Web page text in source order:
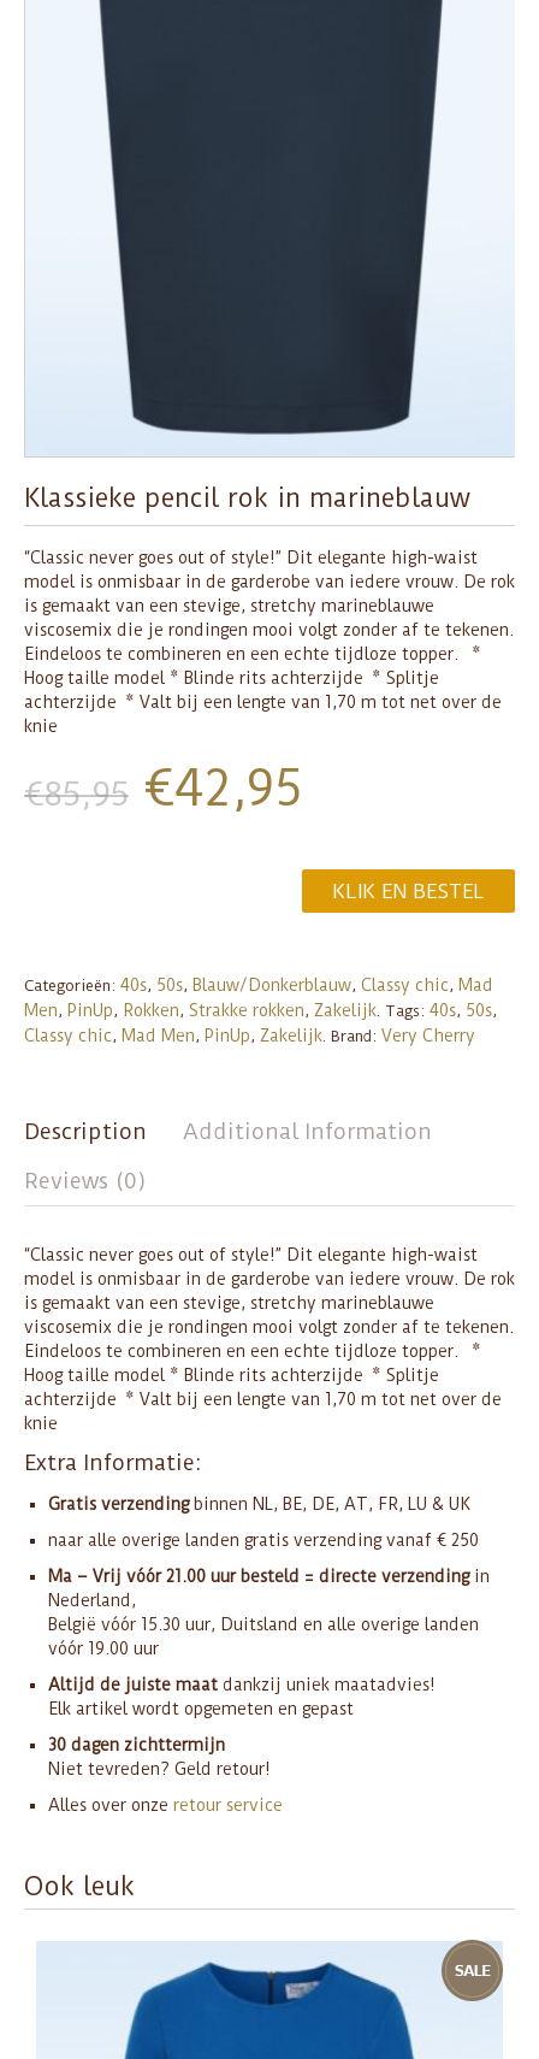
Klassieke pencil rok in marineblauw
“Classic never goes out of style!” Dit elegante high-waist
model is onmisbaar in de garderobe van iedere vrouw. De rok
is gemaakt van een stevige, stretchy marineblauwe
viscosemix die je rondingen mooi volgt zonder af te tekenen.
Eindeloos te combineren en een echte tijdloze topper. *
Hoog taille model * Blinde rits achterzijde * Splitje
achterzijde * Valt bij een lengte van 1,70 m tot net over de
knie
€85,95 €42,95
KLIK EN BESTEL
Categorieën: 40s, 50s, Blauw/Donkerblauw, Classy chic, Mad
Men, PinUp, Rokken, Strakke rokken, Zakelijk. Tags: 40s, 50s,
Classy chic, Mad Men, PinUp, Zakelijk. Brand: Very Cherry
Description
Additional Information
Reviews (0)
“Classic never goes out of style!” Dit elegante high-waist
model is onmisbaar in de garderobe van iedere vrouw. De rok
is gemaakt van een stevige, stretchy marineblauwe
viscosemix die je rondingen mooi volgt zonder af te tekenen.
Eindeloos te combineren en een echte tijdloze topper. *
Hoog taille model * Blinde rits achterzijde * Splitje
achterzijde * Valt bij een lengte van 1,70 m tot net over de
knie
Extra Informatie:
Gratis verzendingbinnen NL, BE, DE, AT, FR, LU & UK
naar alle overige landen gratis verzending vanaf € 250
Ma – Vrij vóór 21.00 uur besteld = directe verzendingin
Nederland,
België vóór 15.30 uur, Duitsland en alle overige landen
vóór 19.00 uur
Altijd de juiste maat dankzij uniek maatadvies!
Elk artikel wordt opgemeten en gepast
30 dagen zichttermijn
Niet tevreden? Geld retour!
Alles over onze retour service
Ook leuk